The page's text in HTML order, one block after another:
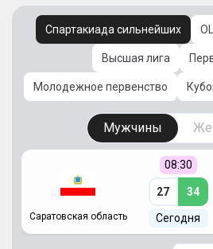
Спартакиада сильнейших
Высшая лига
Молодежное первенство
Мужчины
Саратовская область
08:30
27 34
Сегодня